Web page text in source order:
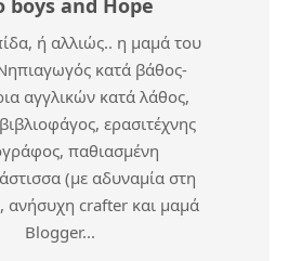
boys and Hope
ή αλλιώς.. η μαμά του
κατά βάθος-
αγγλικών κατά λάθος,
ερασιτέχνης
παθιασμένη
(με αδυναμία στη
ανήσυχη crafter και μαμά
Blogger...